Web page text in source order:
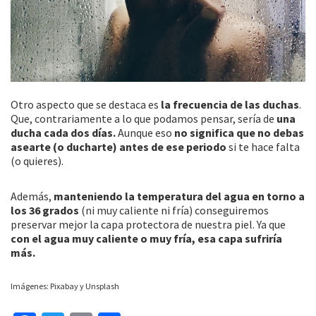
Otro aspecto que se destaca es la frecuencia de las duchas.
Que, contrariamente a lo que podamos pensar, sería de una
ducha cada dos días.Aunque eso no significa que no debas
asearte (o ducharte) antes de ese periodo si te hace falta
(o quieres).
Además, manteniendo la temperatura del agua en torno a
los 36 grados (ni muy caliente ni fría) conseguiremos
preservar mejor la capa protectora de nuestra piel. Ya que
con el agua muy caliente o muy fría, esa capa sufriría
más.
Imágenes: Pixabay y Unsplash